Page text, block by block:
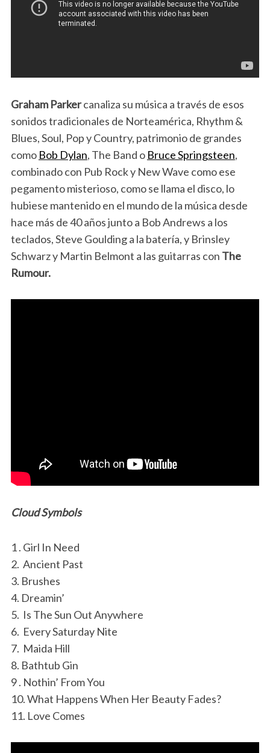
Graham Parkercanaliza su música a través de esos
sonidos tradicionales de Norteamérica, Rhythm &
Blues, Soul, Pop y Country, patrimonio de grandes
como Bob Dylan, The Band o Bruce Springsteen,
combinado con Pub Rock y New Wave como ese
pegamento misterioso, como se llama el disco, lo
hubiese mantenido en el mundo de la música desde
hace más de 40 años junto a Bob Andrews a los
teclados, Steve Goulding a la batería, y Brinsley
Schwarz y Martin Belmont a las guitarras con The
Rumour.
Cloud Symbols
1 . Girl In Need
2. Ancient Past
3. Brushes
4. Dreamin’
5. Is The Sun Out Anywhere
6. Every Saturday Nite
7. Maida Hill
8. Bathtub Gin
9 . Nothin’ From You
10. What Happens When Her Beauty Fades?
11. Love Comes